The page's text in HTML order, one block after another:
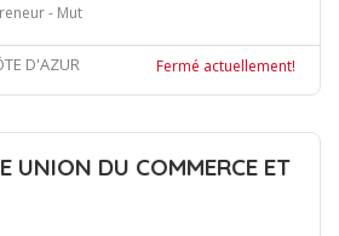
- Mut
D'AZUR Fermé actuellement!
UNION DU COMMERCE ET